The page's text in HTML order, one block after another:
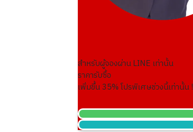
สำหรับผู้จองผ่าน LINE เท่านั้น
ราคารับซื้อ
เพิ่มขึ้น35% โปรพิเศษช่วงนี้เท่านั้น !